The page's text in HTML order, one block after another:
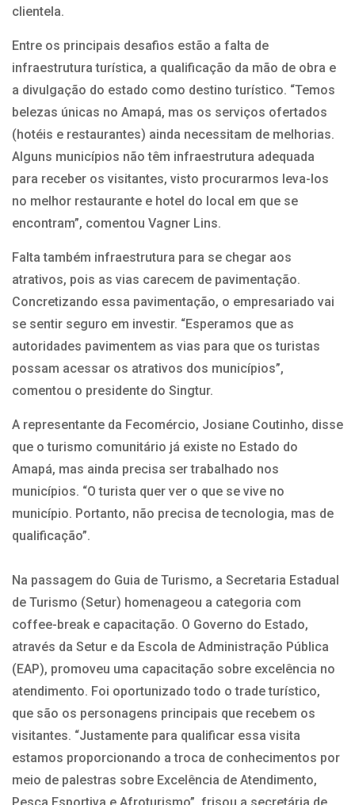
clientela.
Entre os principais desafios estão a falta de
infraestrutura turística, a qualificação da mão de obra e
a divulgação do estado como destino turístico. “Temos
belezas únicas no Amapá, mas os serviços ofertados
(hotéis e restaurantes) ainda necessitam de melhorias.
Alguns municípios não têm infraestrutura adequada
para receber os visitantes, visto procurarmos leva-los
no melhor restaurante e hotel do local em que se
encontram”, comentou Vagner Lins.
Falta também infraestrutura para se chegar aos
atrativos, pois as vias carecem de pavimentação.
Concretizando essa pavimentação, o empresariado vai
se sentir seguro em investir. “Esperamos que as
autoridades pavimentem as vias para que os turistas
possam acessar os atrativos dos municípios”,
comentou o presidente do Singtur.
A representante da Fecomércio, Josiane Coutinho, disse
que o turismo comunitário já existe no Estado do
Amapá, mas ainda precisa ser trabalhado nos
municípios. “O turista quer ver o que se vive no
município. Portanto, não precisa de tecnologia, mas de
qualificação”.
Na passagem do Guia de Turismo, a Secretaria Estadual
de Turismo (Setur) homenageou a categoria com
coffee-break e capacitação. O Governo do Estado,
através da Setur e da Escola de Administração Pública
(EAP), promoveu uma capacitação sobre excelência no
atendimento. Foi oportunizado todo o trade turístico,
que são os personagens principais que recebem os
visitantes. “Justamente para qualificar essa visita
estamos proporcionando a troca de conhecimentos por
meio de palestras sobre Excelência de Atendimento,
Pesca Esportiva e Afroturismo”, frisou a secretária de